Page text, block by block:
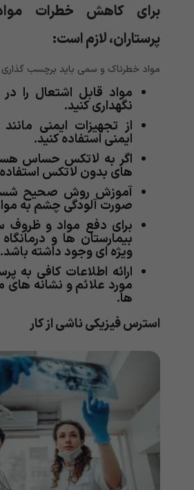
برای کاهش خطرات
پرستاران، لازم است:
مواد خطرناک و سمی باید برچسب
مواد قابل اشتعال را
نگهداری کنید.
از تجهیزات ایمنی
ایمنی استفاده کنید.
اگر به لاتکس حساس
های بدون لاتکس
آموزش روش صحیح
صورت آلودگی چشم به
برای دفع مواد و ظروف
بیمارستان ها و
ویژه ای وجود داشته باشد.
ارائه اطلاعات کافی به
مورد علائم و نشانه های
ها.
استرس فیزیکی ناشی از کار